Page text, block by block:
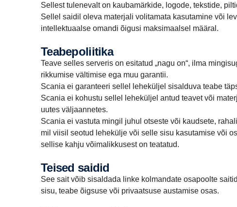
Sellest tulenevalt on kaubamärkide, logode, tekstide,
Sellel saidil oleva materjali volitamata kasutamine või
intellektuaalse omandi õigusi maksimaalsel määral.
Teabepoliitika
Teave selles serveris on esitatud „nagu on“, ilma
rikkumise vältimise ega muu garantii.
Scania ei garanteeri sellel leheküljel sisalduva teabe
Scania ei kohustu sellel leheküljel antud teavet või
uutes väljaannetes.
Scania ei vastuta mingil juhul otseste või kaudsete,
mil viisil seotud lehekülje või selle sisu kasutamise või
sellise kahju võimalikkusest on teatatud.
Teised saidid
See sait võib sisaldada linke kolmandate osapoolte
sisu, teabe õigsuse või privaatsuse austamise osas.